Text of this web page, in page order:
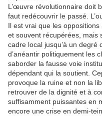
L’œuvre révolutionnaire doit
faut redécouvrir le passé.
Il est vrai que les
et souvent récupérées, mais
cadre local jusqu’à un degré
d’anéantir politiquement les
saborder la fausse voie
dépendant qui la soutient.
provoque la ruine et non la
retrouver de la dignité et à
suffisamment puissantes en
encore une crise en demi-